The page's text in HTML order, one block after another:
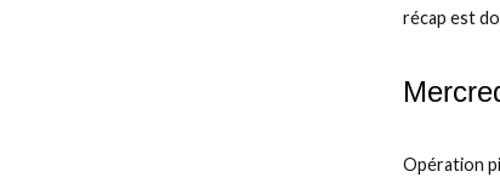
récap est
Opération